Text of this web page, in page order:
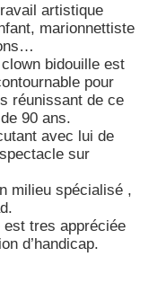
artistique
marionnettiste
bidouille est
pour
réunissant de ce
90 ans.
avec lui de
sur
milieu spécialisé ,
tres appréciée
d’handicap.